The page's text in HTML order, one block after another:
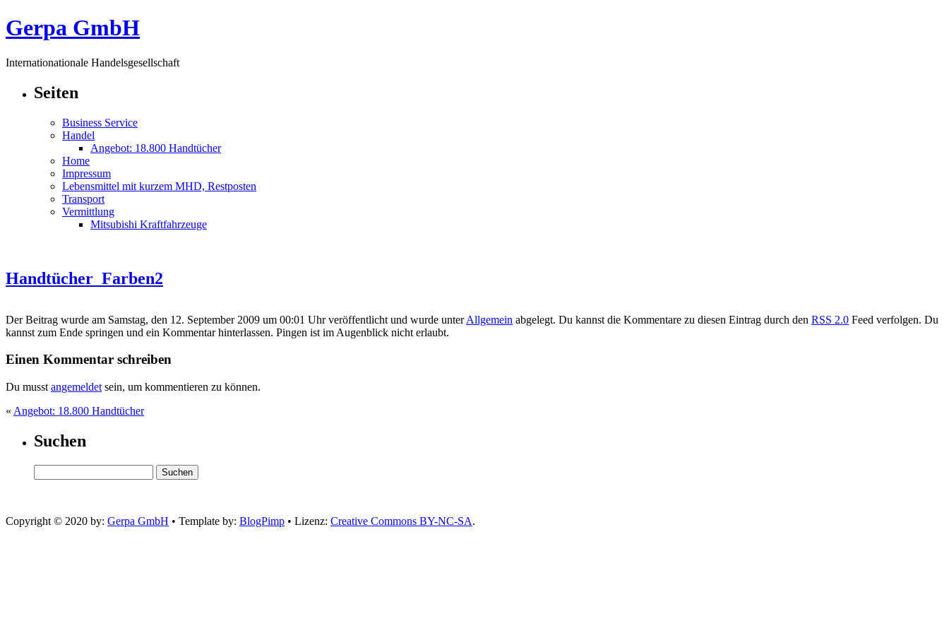
Gerpa GmbH
Internationationale Handelsgesellschaft
Seiten
Business Service
Handel
Angebot: 18.800 Handtücher
Home
Impressum
Lebensmittel mit kurzem MHD, Restposten
Transport
Vermittlung
Mitsubishi Kraftfahrzeuge
Handtücher_Farben2
Der Beitrag wurde am Samstag, den 12. September 2009 um 00:01 Uhr veröffentlicht und wurde unterAllgemein abgelegt. Du kannst die Kommentare zu diesen Eintrag durch den RSS 2.0 Feed verfolgen. Du
kannst zum Ende springen und ein Kommentar hinterlassen. Pingen ist im Augenblick nicht erlaubt.
Einen Kommentar schreiben
Du musst angemeldet sein, um kommentieren zu können.
« Angebot: 18.800 Handtücher
Suchen
Copyright © 2020 by: Gerpa GmbH • Template by: BlogPimp • Lizenz: Creative Commons BY-NC-SA.